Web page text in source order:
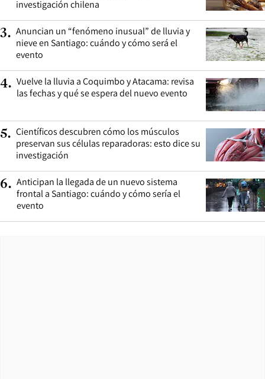
investigación chilena
3. Anuncian un “fenómeno inusual” de lluvia y
nieve en Santiago: cuándo y cómo será el
evento
4. Vuelve la lluvia a Coquimbo y Atacama: revisa
las fechas y qué se espera del nuevo evento
5. Científicos descubren cómo los músculos
preservan sus células reparadoras: esto dice su
investigación
6. Anticipan la llegada de un nuevo sistema
frontal a Santiago: cuándo y cómo sería el
evento